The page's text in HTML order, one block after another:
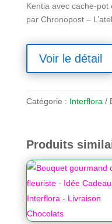
Kentia avec cache-
par Chronopost –
Voir le détail
Catégorie : Interflora
Produits